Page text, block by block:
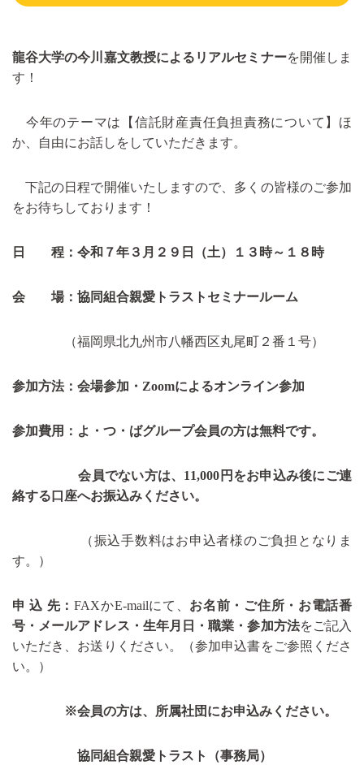
龍谷大学の今川嘉文教授によるリアルセミナーを開催しま
す！
今年のテーマは【信託財産責任負担責務について】ほ
か、自由にお話しをしていただきます。
下記の日程で開催いたしますので、多くの皆様のご参加
をお待ちしております！
日 程：令和７年３月２９日（土）１３時～１８時
会 場：協同組合親愛トラストセミナールーム
（福岡県北九州市八幡西区丸尾町２番１号）
参加方法：会場参加・Zoomによるオンライン参加
参加費用：よ・つ・ばグループ会員の方は無料です。
会員でない方は、11,000円をお申込み後にご連
絡する口座へお振込みください。
（振込手数料はお申込者様のご負担となりま
す。）
申 込 先：FAXかE-mailにて、 お名前・ご住所・お電話番
号・メールアドレス・生年月日・職業・参加方法をご記入
いただき、お送りください。（参加申込書をご参照くださ
い。）
※会員の方は、所属社団にお申込みください。
協同組合親愛トラスト（事務局）